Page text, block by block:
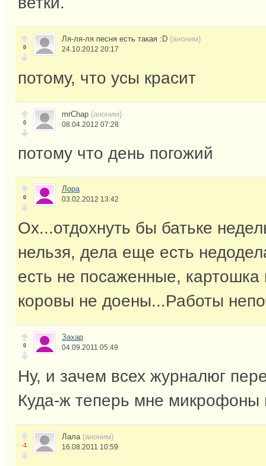
0
Ля-ля-ля песня есть такая :D (аноним)
24.10.2012 20:17
потому, что усы красит
0
mrChap (аноним)
08.04.2012 07:28
потому что день погожий
0
Лора
03.02.2012 13:42
Ох...отдохнуть бы батьке
нельзя, дела еще есть
есть не посаженные, картошка
коровы не доены...Работы
0
Захар
04.09.2011 05:49
Ну, и зачем всех журналюг
Куда-ж теперь мне микрофоны
-1
Лала (аноним)
16.08.2011 10:59